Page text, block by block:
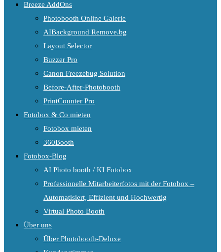
Breeze AddOns
Photobooth Online Galerie
AIBackground Remove.bg
Layout Selector
Buzzer Pro
Canon Freezebug Solution
Before-After-Photobooth
PrintCounter Pro
Fotobox & Co mieten
Fotobox mieten
360Booth
Fotobox-Blog
AI Photo booth / KI Fotobox
Professionelle Mitarbeiterfotos mit der Fotobox –
Automatisiert, Effizient und Hochwertig
Virtual Photo Booth
Über uns
Über Photobooth-Deluxe